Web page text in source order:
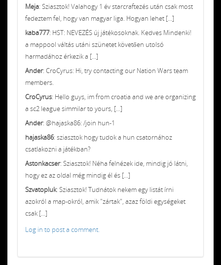
Meja: Sziasztok! Valahogy 1 év starcraftezés után csak most
fedeztem fel, hogy van magyar liga. Hogyan lehet [...]
kaba777: HST: NEVEZÉS új játékosoknak. Kedves Mindenki!
a mappool váltás utáni szünetet követően utolsó
harmadához érkezik a [...]
Ander: CroCyrus: Hi, try contacting our Nation Wars team
members.
CroCyrus: Hello guys, im from croatia and we are organizing
a sc2 league simmilar to yours, [...]
Ander: @hajaska86: /join hun-1
hajaska86: sziasztok hogy tudok a hun csatornához
csatlakozni a játékban?
Astonkacser: Sziasztok! Néha felnézek ide, mindig jó látni,
hogy ez az oldal még mindig él és [...]
Szvatopluk: Sziasztok! Tudnátok nekem egy listát írni
azokról a map-okról, amik "zártak", azaz földi egységeket
csak [...]
Log in to post a comment.